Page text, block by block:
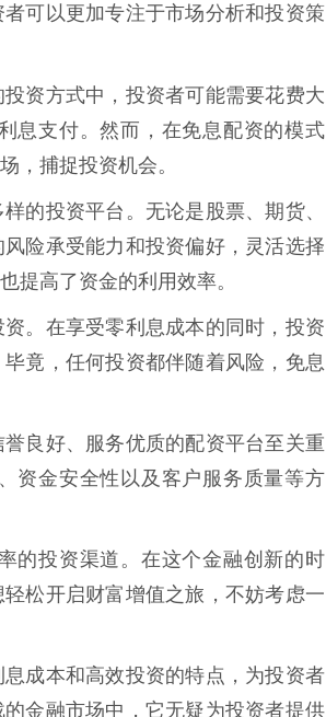
可以更加专注于市场分析和投资策
资方式中，投资者可能需要花费大
息支付。然而，在免息配资的模式
，捕捉投资机会。
的投资平台。无论是股票、期货、
险承受能力和投资偏好，灵活选择
提高了资金的利用效率。
。在享受零利息成本的同时，投资
竟，任何投资都伴随着风险，免息
良好、服务优质的配资平台至关重
资金安全性以及客户服务质量等方
的投资渠道。在这个金融创新的时
松开启财富增值之旅，不妨考虑一
成本和高效投资的特点，为投资者
金融市场中，它无疑为投资者提供